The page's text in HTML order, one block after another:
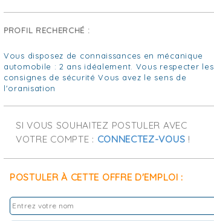
PROFIL RECHERCHÉ :
Vous disposez de connaissances en mécanique
automobile : 2 ans idéalement. Vous respecter les
consignes de sécurité Vous avez le sens de
l'oranisation
SI VOUS SOUHAITEZ POSTULER AVEC
VOTRE COMPTE : CONNECTEZ-VOUS !
POSTULER À CETTE OFFRE D'EMPLOI :